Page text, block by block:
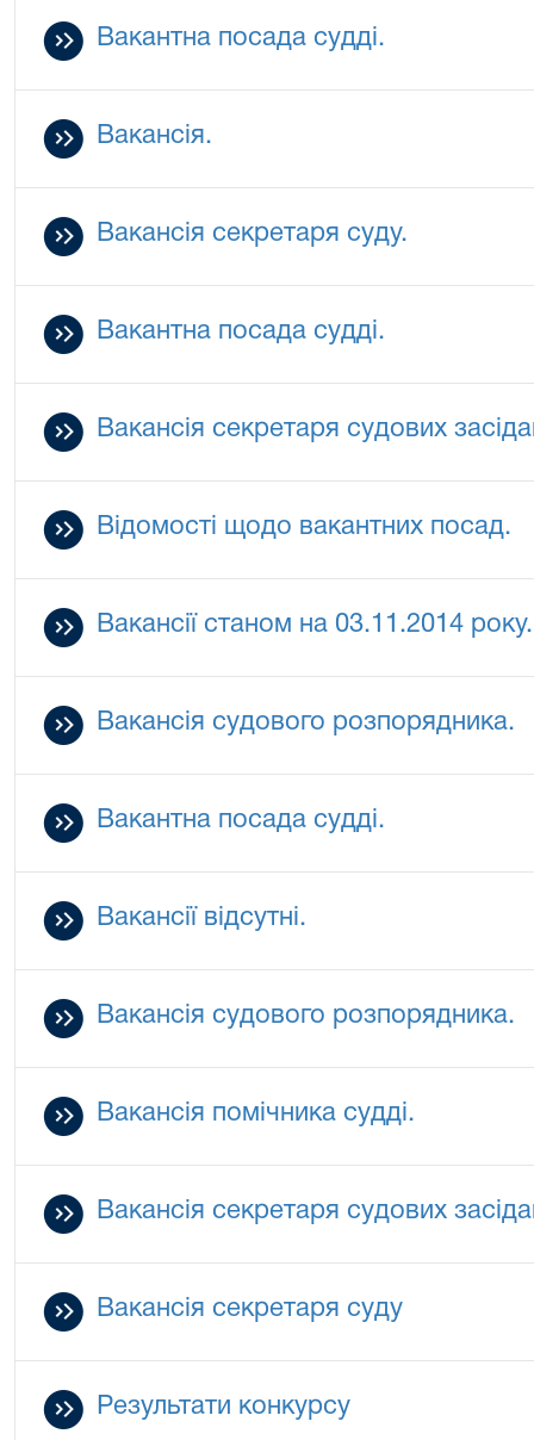
Вакантна посада судді.
Вакансія.
Вакансія секретаря суду.
Вакантна посада судді.
Вакансія секретаря судових
Відомості щодо вакантних посад.
Вакансії станом на 03.11.2014 року.
Вакансія судового розпорядника.
Вакантна посада судді.
Вакансії відсутні.
Вакансія судового розпорядника.
Вакансія помічника судді.
Вакансія секретаря судових
Вакансія секретаря суду
Результати конкурсу